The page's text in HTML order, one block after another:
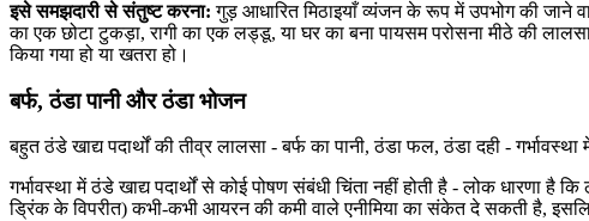
इसे समझदारी से संतुष्ट करना: गुड़ आधारित मिठाइयाँ व्यंजन के रूप में उपभोग की जाने
का एक छोटा टुकड़ा, रागी का एक लड्डू, या घर का बना पायसम परोसना मीठे की
किया गया हो या खतरा हो।
बर्फ, ठंडा पानी और ठंडा भोजन
बहुत ठंडे खाद्य पदार्थों की तीव्र लालसा - बर्फ का पानी, ठंडा फल, ठंडा दही -
गर्भावस्था में ठंडे खाद्य पदार्थों से कोई पोषण संबंधी चिंता नहीं होती है - लोक धारणा है
ड्रिंक के विपरीत) कभी-कभी आयरन की कमी वाले एनीमिया का संकेत दे सकती है,